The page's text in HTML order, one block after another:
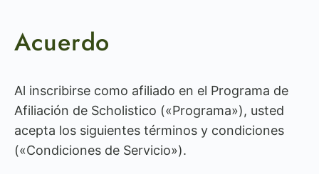
Acuerdo
Al inscribirse como afiliado en el Programa de
Afiliación de Scholistico («Programa»), usted
acepta los siguientes términos y condiciones
(«Condiciones de Servicio»).